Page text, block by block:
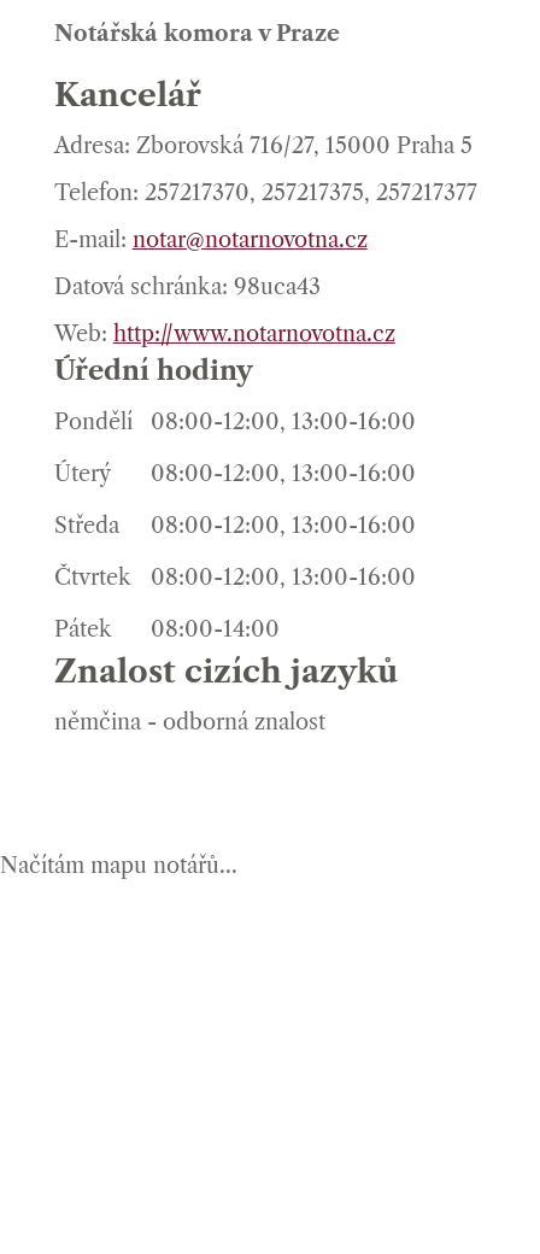
Notářská komora v Praze
Kancelář
Adresa: Zborovská 716/27, 15000 Praha 5
Telefon: 257217370, 257217375, 257217377
E-mail: notar@notarnovotna.cz
Datová schránka: 98uca43
Web: http://www.notarnovotna.cz
Úřední hodiny
Pondělí
08:00-12:00, 13:00-16:00
Úterý
08:00-12:00, 13:00-16:00
Středa
08:00-12:00, 13:00-16:00
Čtvrtek
08:00-12:00, 13:00-16:00
Pátek
08:00-14:00
Znalost cizích jazyků
němčina - odborná znalost
Načítám mapu notářů...